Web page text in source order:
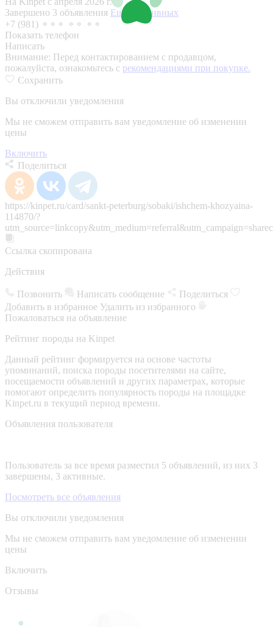
Завершено 3 объявления Еще 2 активных
+7 (981) ⚬⚬⚬ ⚬⚬ ⚬⚬
Показать телефон
Написать
Внимание: Перед контактированием с продавцом,
пожалуйста, ознакомьтесь с рекомендациями при покупке.
Сохранить
Вы отключили уведомления
Мы не сможем отправить вам уведомление об изменении
цены
Включить
Поделиться
https://kinpet.ru/card/sankt-peterburg/sobaki/ishchem-khozyaina-
114870/?
Ссылка скопирована
Действия
Позвонить Написать сообщение
Поделиться
Добавить в избранное Удалить из избранного
Пожаловаться на объявление
Рейтинг породы на Kinpet
Данный рейтинг формируется на основе частоты
упоминаний, поиска породы посетителями на сайте,
посещаемости объявлений и других параметрах, которые
помогают определить популярность породы на площадке
Kinpet.ru в текущий период времени.
Объявления пользователя
Пользователь за все время разместил 5 объявлений, из них 3
завершены, 3 активные.
Посмотреть все объявления
Вы отключили уведомления
Мы не сможем отправить вам уведомление об изменении
цены
Включить
Отзывы